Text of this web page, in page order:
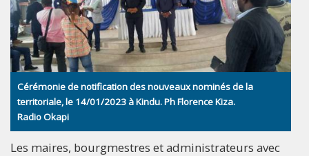
Cérémonie de notification des nouveaux nominés de la
territoriale, le 14/01/2023 à Kindu. Ph Florence Kiza.
Radio Okapi
Les maires, bourgmestres et administrateurs avec